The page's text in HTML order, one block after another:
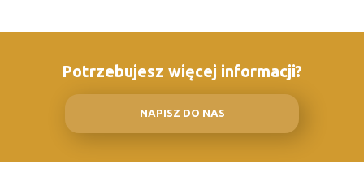
Potrzebujesz więcej informacji?
NAPISZ DO NAS